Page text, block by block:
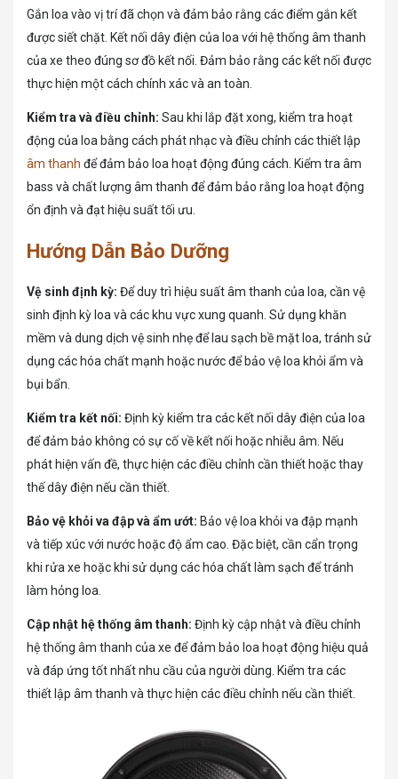
Gắn loa vào vị trí đã chọn và đảm bảo rằng các điểm gắn kết
được siết chặt. Kết nối dây điện của loa với hệ thống âm thanh
của xe theo đúng sơ đồ kết nối. Đảm bảo rằng các kết nối được
thực hiện một cách chính xác và an toàn.
Kiểm tra và điều chỉnh: Sau khi lắp đặt xong, kiểm tra hoạt
động của loa bằng cách phát nhạc và điều chỉnh các thiết lập
âm thanh để đảm bảo loa hoạt động đúng cách. Kiểm tra âm
bass và chất lượng âm thanh để đảm bảo rằng loa hoạt động
ổn định và đạt hiệu suất tối ưu.
Hướng Dẫn Bảo Dưỡng
Vệ sinh định kỳ: Để duy trì hiệu suất âm thanh của loa, cần vệ
sinh định kỳ loa và các khu vực xung quanh. Sử dụng khăn
mềm và dung dịch vệ sinh nhẹ để lau sạch bề mặt loa, tránh sử
dụng các hóa chất mạnh hoặc nước để bảo vệ loa khỏi ẩm và
bụi bẩn.
Kiểm tra kết nối: Định kỳ kiểm tra các kết nối dây điện của loa
để đảm bảo không có sự cố về kết nối hoặc nhiễu âm. Nếu
phát hiện vấn đề, thực hiện các điều chỉnh cần thiết hoặc thay
thế dây điện nếu cần thiết.
Bảo vệ khỏi va đập và ẩm ướt: Bảo vệ loa khỏi va đập mạnh
và tiếp xúc với nước hoặc độ ẩm cao. Đặc biệt, cần cẩn trọng
khi rửa xe hoặc khi sử dụng các hóa chất làm sạch để tránh
làm hỏng loa.
Cập nhật hệ thống âm thanh: Định kỳ cập nhật và điều chỉnh
hệ thống âm thanh của xe để đảm bảo loa hoạt động hiệu quả
và đáp ứng tốt nhất nhu cầu của người dùng. Kiểm tra các
thiết lập âm thanh và thực hiện các điều chỉnh nếu cần thiết.